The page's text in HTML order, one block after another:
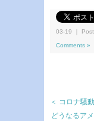
03-19 ｜
Comments »
＜ コロナ騒
どうなるア